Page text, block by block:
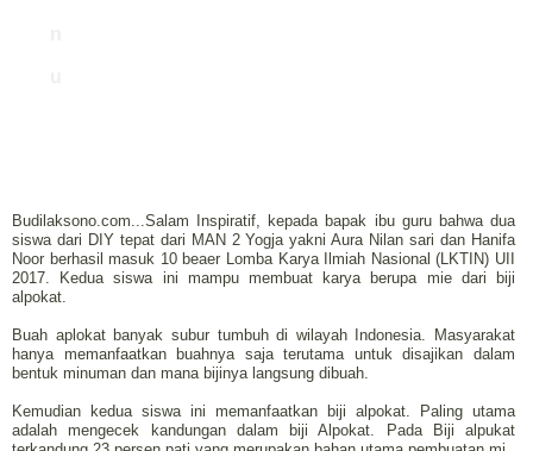
Budilaksono.com...Salam Inspiratif, kepada bapak ibu guru bahwa dua
siswa dari DIY tepat dari MAN 2 Yogja yakni Aura Nilan sari dan Hanifa
Noor berhasil masuk 10 beaer Lomba Karya Ilmiah Nasional (LKTIN) UII
2017. Kedua siswa ini mampu membuat karya berupa mie dari biji
alpokat.
Buah aplokat banyak subur tumbuh di wilayah Indonesia. Masyarakat
hanya memanfaatkan buahnya saja terutama untuk disajikan dalam
bentuk minuman dan mana bijinya langsung dibuah.
Kemudian kedua siswa ini memanfaatkan biji alpokat. Paling utama
adalah mengecek kandungan dalam biji Alpokat. Pada Biji alpukat